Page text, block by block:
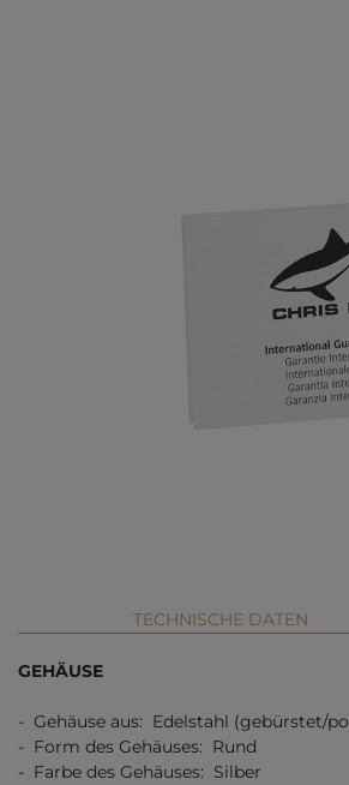
TECHNISCHE DATEN
GEHÄUSE
- Gehäuse aus: Edelstahl (gebürstet/
- Form des Gehäuses: Rund
- Farbe des Gehäuses: Silber